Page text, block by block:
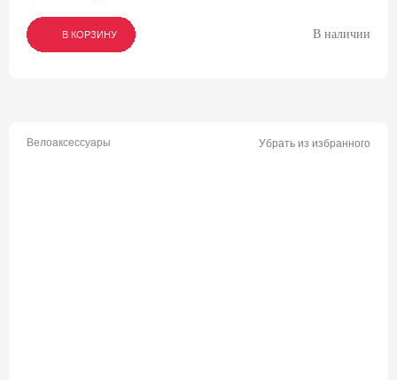
В КОРЗИНУ
В КОРЗИНУ
В КОРЗИНУ В наличии
Велоаксессуары Убрать из избранного